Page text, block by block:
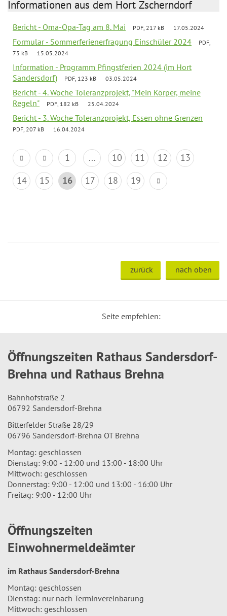
Informationen aus dem Hort Zscherndorf
Bericht - Oma-Opa-Tag am 8. Mai PDF, 217 kB 17.05.2024
Formular - Sommerferienerfragung Einschüler 2024
PDF,
73 kB
15.05.2024
Information - Programm Pfingstferien 2024 (im Hort
Sandersdorf)
PDF, 123 kB 03.05.2024
Bericht - 4. Woche Toleranzprojekt, "Mein Körper, meine
Regeln"
PDF, 182 kB 25.04.2024
Bericht - 3. Woche Toleranzprojekt, Essen ohne Grenzen
PDF, 207 kB 16.04.2024
1 ... 10 11 12
13
14
15 16 17 18 19
zurück nach oben
Seite empfehlen:
Öffnungszeiten Rathaus Sandersdorf-
Brehna und Rathaus Brehna
Bahnhofstraße 2
06792 Sandersdorf-Brehna
Bitterfelder Straße 28/29
06796 Sandersdorf-Brehna OT Brehna
Montag: geschlossen
Dienstag: 9:00 - 12:00 und 13:00 - 18:00 Uhr
Mittwoch: geschlossen
Donnerstag: 9:00 - 12:00 und 13:00 - 16:00 Uhr
Freitag: 9:00 - 12:00 Uhr
Öffnungszeiten
Einwohnermeldeämter
im Rathaus Sandersdorf-Brehna
Montag: geschlossen
Dienstag: nur nach Terminvereinbarung
Mittwoch: geschlossen